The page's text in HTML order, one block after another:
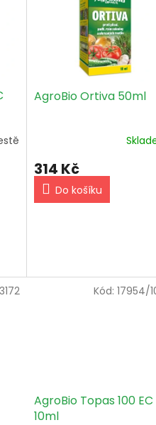
AgroBio Ortiva 50ml
314 Kč
Do košíku
AgroBio Topas 100 EC
10ml
Kód:17954/